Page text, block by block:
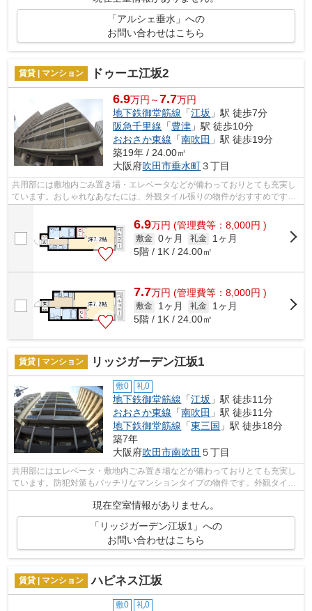
「アルシェ垂水」への
お問い合わせはこちら
賃貸 | マンション ドゥーエ江坂2
6.9万円～7.7万円
地下鉄御堂筋線 「江坂 」駅 徒歩7分
阪急千里線 「豊津 」駅 徒歩10分
おおさか東線 「南吹田 」駅 徒歩19分
築19年 / 24.00㎡
大阪府吹田市垂水町３丁目
共用部には敷地内ごみ置き場・エレベータなどが備わっておりとても充実し
ています。おしゃれなあなたには、外観タイル張りの物件がおすすめです。
周辺に2駅あるので電車通勤しやすいで...
6.9万円 (管理費等：8,000円 )
敷金 0ヶ月 礼金
1ヶ月
5階 / 1K / 24.00㎡
7.7万円 (管理費等：8,000円 )
敷金 1ヶ月 礼金
1ヶ月
5階 / 1K / 24.00㎡
賃貸 | マンション リッジガーデン江坂1
敷0 礼0
地下鉄御堂筋線 「江坂 」駅 徒歩11分
おおさか東線 「南吹田 」駅 徒歩11分
地下鉄御堂筋線 「東三国 」駅 徒歩18分
築7年
大阪府吹田市南吹田 ５丁目
共用部にはエレベータ・敷地内ごみ置き場などが備わっておりとても充実し
ています。防犯対策もバッチリなマンションタイプの物件です。外観タイル
張りは、手入れを考えれば決して高価...
現在空室情報がありません。
「リッジガーデン江坂1」への
お問い合わせはこちら
賃貸 | マンション ハピネス江坂
敷0 礼0